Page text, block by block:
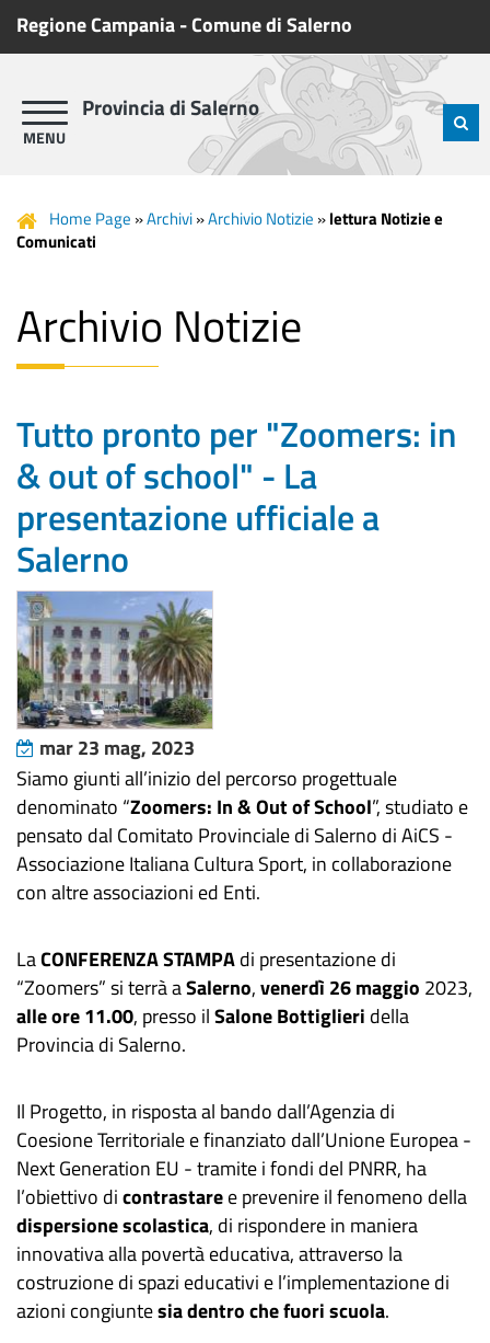
Regione Campania-Comune di Salerno
Provincia di Salerno
Home Page »Archivi»Archivio Notizie »lettura Notizie e
Comunicati
Archivio Notizie
Tutto pronto per "Zoomers: in
& out of school" - La
presentazione ufficiale a
Salerno
mar 23 mag, 2023
Siamo giunti all’inizio del percorso progettuale
denominato “Zoomers: In & Out of School”, studiato e
pensato dal Comitato Provinciale di Salerno di AiCS -
Associazione Italiana Cultura Sport, in collaborazione
con altre associazioni ed Enti.
LaCONFERENZA STAMPAdi presentazione di
“Zoomers” si terrà aSalerno,venerdì 26 maggio 2023,
alle ore 11.00, presso ilSalone Bottiglieri della
Provincia di Salerno.
Il Progetto, in risposta al bando dall’Agenzia di
Coesione Territoriale e finanziato dall’Unione Europea -
Next Generation EU - tramite i fondi del PNRR, ha
l’obiettivo dicontrastaree prevenire il fenomeno della
dispersione scolastica, di rispondere in maniera
innovativa alla povertà educativa, attraverso la
costruzione di spazi educativi e l’implementazione di
azioni congiuntesia dentro che fuori scuola.